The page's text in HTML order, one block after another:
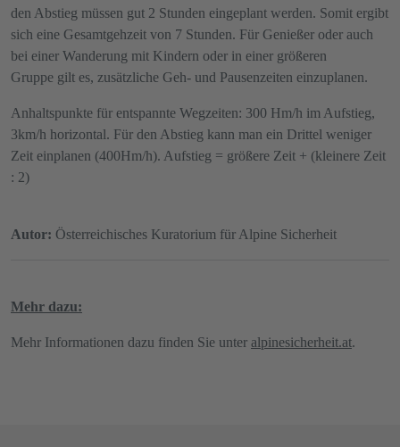
den Abstieg müssen gut 2 Stunden eingeplant werden. Somit ergibt
sich eine Gesamtgehzeit von 7 Stunden. Für Genießer oder auch
bei einer Wanderung mit Kindern oder in einer größeren
Gruppe gilt es, zusätzliche Geh- und Pausenzeiten einzuplanen.
Anhaltspunkte für entspannte Wegzeiten: 300 Hm/h im Aufstieg,
3km/h horizontal. Für den Abstieg kann man ein Drittel weniger
Zeit einplanen (400Hm/h). Aufstieg = größere Zeit + (kleinere Zeit
: 2)
Autor: Österreichisches Kuratorium für Alpine Sicherheit
Mehr dazu:
Mehr Informationen dazu finden Sie unter alpinesicherheit.at.